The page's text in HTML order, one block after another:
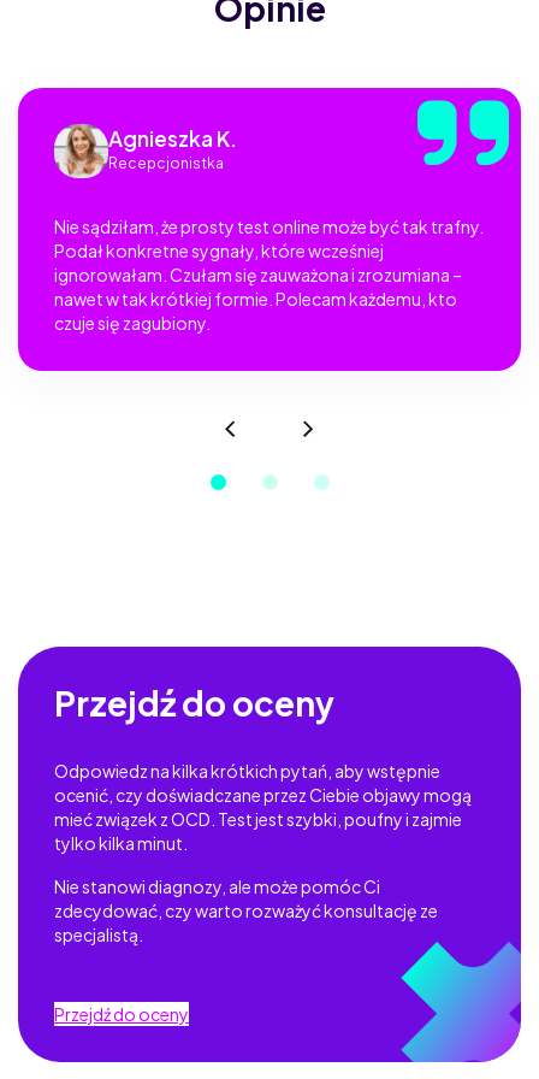
Agnieszka K.
Recepcjonistka
Nie sądziłam, że prosty test online może być tak trafny.
Podał konkretne sygnały, które wcześniej
ignorowałam. Czułam się zauważona i zrozumiana –
nawet w tak krótkiej formie. Polecam każdemu, kto
czuje się zagubiony.
Przejdź do oceny
Odpowiedz na kilka krótkich pytań, aby wstępnie
ocenić, czy doświadczane przez Ciebie objawy mogą
mieć związek z OCD. Test jest szybki, poufny i zajmie
tylko kilka minut.
Nie stanowi diagnozy, ale może pomóc Ci
zdecydować, czy warto rozważyć konsultację ze
specjalistą.
Przejdź do oceny